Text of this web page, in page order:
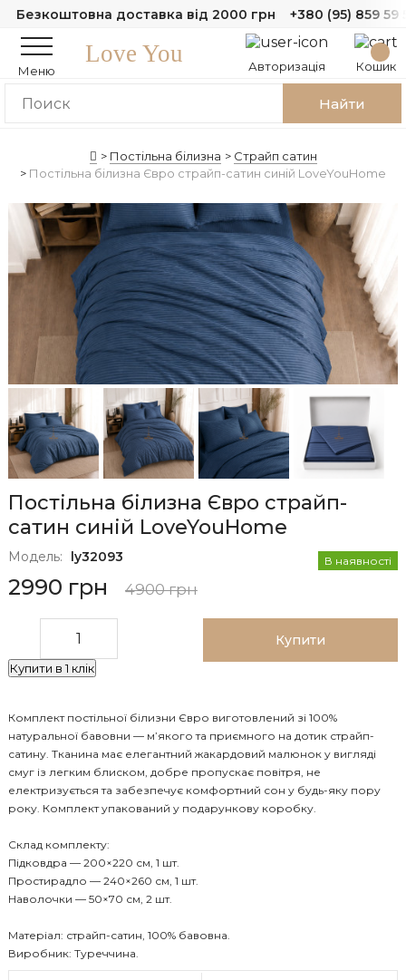
Безкоштовна доставка від 2000 грн +380 (95) 859 59
Меню
Love You Авторизація Кошик
Найти
Постільна білизна
Страйп сатин
Постільна білизна Євро страйп-сатин синiй LoveYouHome
Постільна білизна Євро страйп-
сатин синiй LoveYouHome
Модель: ly32093 В наявності
2990 грн 4900 грн
Купити
Купити в 1 клік
Комплект постільної білизни Євро виготовлений зі 100%
натуральної бавовни — м’якого та приємного на дотик страйп-
сатину. Тканина має елегантний жакардовий малюнок у вигляді
смуг із легким блиском, добре пропускає повітря, не
електризується та забезпечує комфортний сон у будь-яку пору
року. Комплект упакований у подарункову коробку.
Склад комплекту:
Підковдра — 200×220 см, 1 шт.
Простирадло — 240×260 см, 1 шт.
Наволочки — 50×70 см, 2 шт.
Матеріал: страйп-сатин, 100% бавовна.
Виробник: Туреччина.